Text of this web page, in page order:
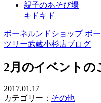
親子のあそび場
キドキド
ボーネルンドショップ ボ
ツリー武蔵小杉店ブログ
2月のイベントの
2017.01.17
カテゴリー： その他